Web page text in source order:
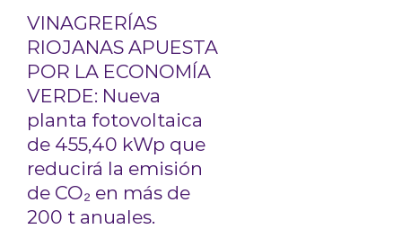
VINAGRERÍAS
RIOJANAS APUESTA
POR LA ECONOMÍA
VERDE: Nueva
planta fotovoltaica
de 455,40 kWp que
reducirá la emisión
de CO₂ en más de
200 t anuales.